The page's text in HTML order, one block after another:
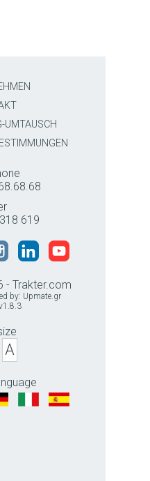
UMTAUSCH
619
- Trakter.com
by: Upmate.gr
A